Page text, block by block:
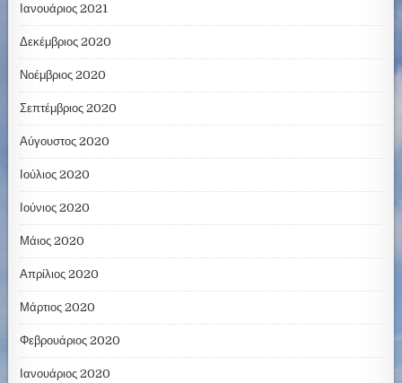
Ιανουάριος 2021
Δεκέμβριος 2020
Νοέμβριος 2020
Σεπτέμβριος 2020
Αύγουστος 2020
Ιούλιος 2020
Ιούνιος 2020
Μάιος 2020
Απρίλιος 2020
Μάρτιος 2020
Φεβρουάριος 2020
Ιανουάριος 2020